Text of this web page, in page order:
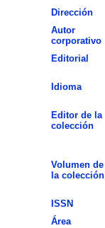
Dirección
Autor
corporativo
Editorial
Idioma
Editor de la
colección
Volumen de
la colección
ISSN
Área